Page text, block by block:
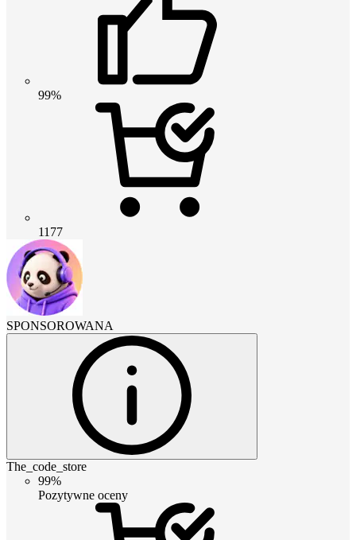
99%
1177
SPONSOROWANA
The_code_store
99%
Pozytywne oceny